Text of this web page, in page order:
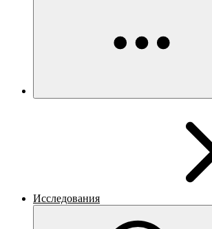
Исследования